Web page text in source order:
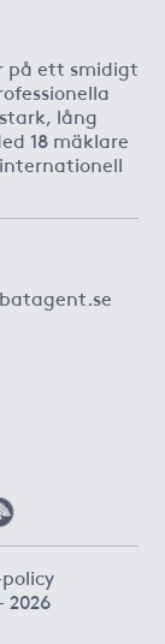
på ett smidigt
lång
18 mäklare